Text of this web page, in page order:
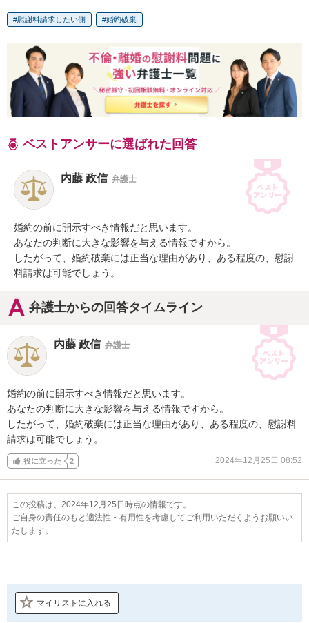
慰謝料請求したい側 婚約破棄
ベストアンサーに選ばれた回答
内藤 政信 弁護士
婚約の前に開示すべき情報だと思います。
あなたの判断に大きな影響を与える情報ですから。
したがって、婚約破棄には正当な理由があり、ある程度の、慰謝
料請求は可能でしょう。
弁護士からの回答タイムライン
内藤 政信 弁護士
婚約の前に開示すべき情報だと思います。
あなたの判断に大きな影響を与える情報ですから。
したがって、婚約破棄には正当な理由があり、ある程度の、慰謝料
請求は可能でしょう。
役に立った 2 2024年12月25日 08:52
この投稿は、2024年12月25日時点の情報です。
ご自身の責任のもと適法性・有用性を考慮してご利用いただくようお願いい
たします。
マイリストに入れる